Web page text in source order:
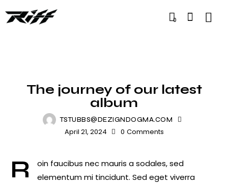
0
The journey of our latest
album
TSTUBBS@DEZIGNDOGMA.COM
April 21, 2024 0 Comments
R
oin faucibus nec mauris a sodales, sed
elementum mi tincidunt. Sed eget viverra